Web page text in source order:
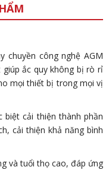
chuyền công nghệ AGM
giúp ắc quy không bị rò rỉ
mọi thiết bị trong mọi vị
biệt cải thiện thành phần
cải thiện khả năng bình
và tuổi thọ cao, đáp ứng